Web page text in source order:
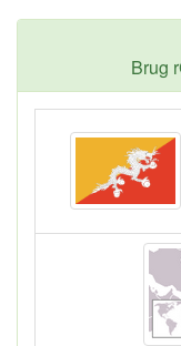
Brug